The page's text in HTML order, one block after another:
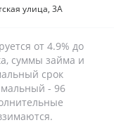
улица, 3А
от 4.9% до
суммы займа и
срок
- 96